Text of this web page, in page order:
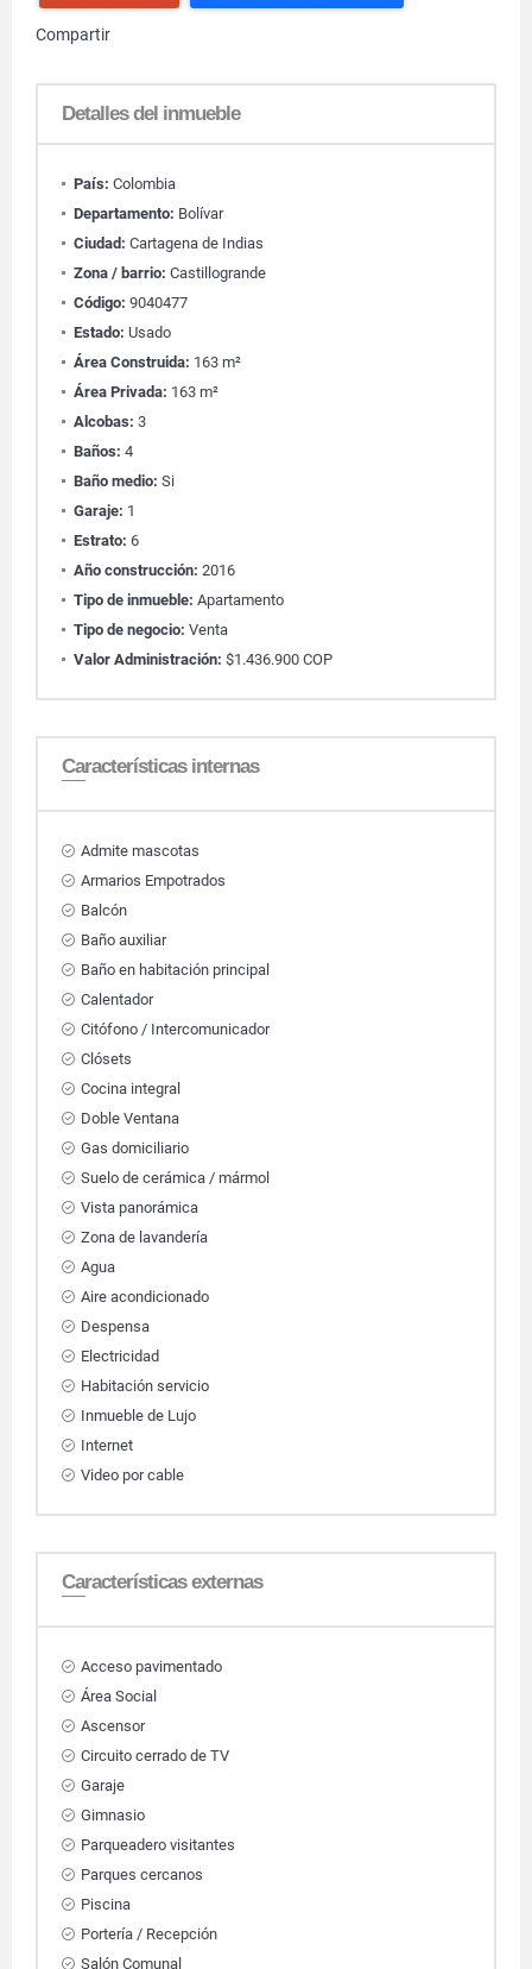
Compartir
Detalles del inmueble
País: Colombia
Departamento: Bolívar
Ciudad: Cartagena de Indias
Zona / barrio: Castillogrande
Código: 9040477
Estado: Usado
Área Construida: 163 m²
Área Privada: 163 m²
Alcobas: 3
Baños: 4
Baño medio: Si
Garaje: 1
Estrato: 6
Año construcción: 2016
Tipo de inmueble: Apartamento
Tipo de negocio: Venta
Valor Administración: $1.436.900 COP
Características internas
Admite mascotas
Armarios Empotrados
Balcón
Baño auxiliar
Baño en habitación principal
Calentador
Citófono / Intercomunicador
Clósets
Cocina integral
Doble Ventana
Gas domiciliario
Suelo de cerámica / mármol
Vista panorámica
Zona de lavandería
Agua
Aire acondicionado
Despensa
Electricidad
Habitación servicio
Inmueble de Lujo
Internet
Video por cable
Características externas
Acceso pavimentado
Área Social
Ascensor
Circuito cerrado de TV
Garaje
Gimnasio
Parqueadero visitantes
Parques cercanos
Piscina
Portería / Recepción
Salón Comunal